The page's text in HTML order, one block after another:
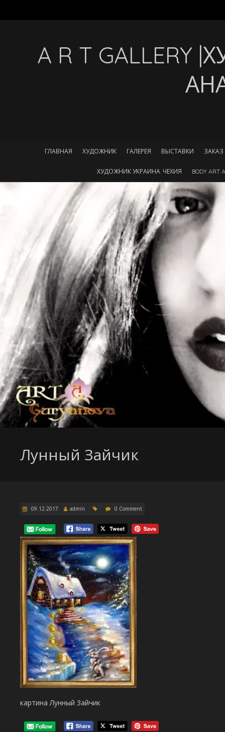
A R T
ГЛАВНАЯ ХУДОЖНИК ГАЛЕРЕЯ ВЫСТАВКИ
ХУДОЖНИК УКРАИНА. ЧЕХИЯ BODY ART
Лунный Зайчик
09.12.2017 admin 0 Comment
картина Лунный Зайчик